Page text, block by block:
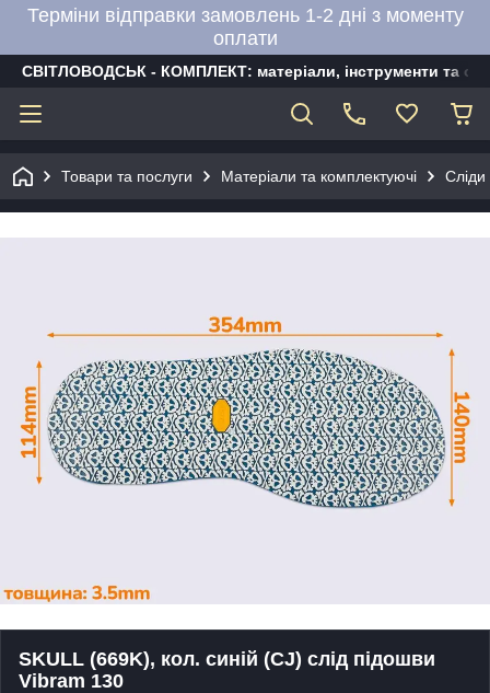
Терміни відправки замовлень 1-2 дні з моменту
оплати
СВІТЛОВОДСЬК - КОМПЛЕКТ: матеріали, інструменти та
Товари та послуги Матеріали та комплектуючі Сліди
SKULL (669K), кол. синій (CJ) слід підошви
Vibram 130